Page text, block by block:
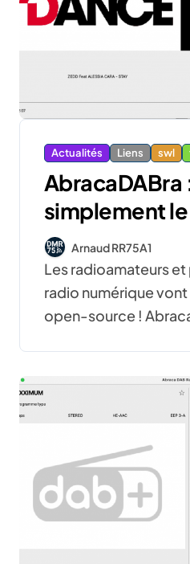
Actualités Liens swl
AbracaDABra
simplement
décodeur radio
DAB/DAB+ !
Arnaud RR75A1
Les radioamateurs et passionnés de
radio numérique
open-source !